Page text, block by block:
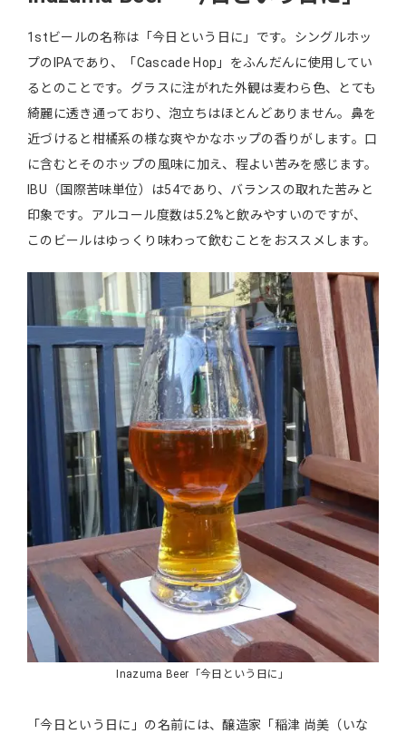
1stビールの名称は「今日という日に」です。シングルホッ
プのIPAであり、「Cascade Hop」をふんだんに使用してい
るとのことです。グラスに注がれた外観は麦わら色、とても
綺麗に透き通っており、泡立ちはほとんどありません。鼻を
近づけると柑橘系の様な爽やかなホップの香りがします。口
に含むとそのホップの風味に加え、程よい苦みを感じます。
IBU（国際苦味単位）は54であり、バランスの取れた苦みと
印象です。アルコール度数は5.2%と飲みやすいのですが、
このビールはゆっくり味わって飲むことをおススメします。
Inazuma Beer「今日という日に」
「今日という日に」の名前には、醸造家「稲津 尚美（いな